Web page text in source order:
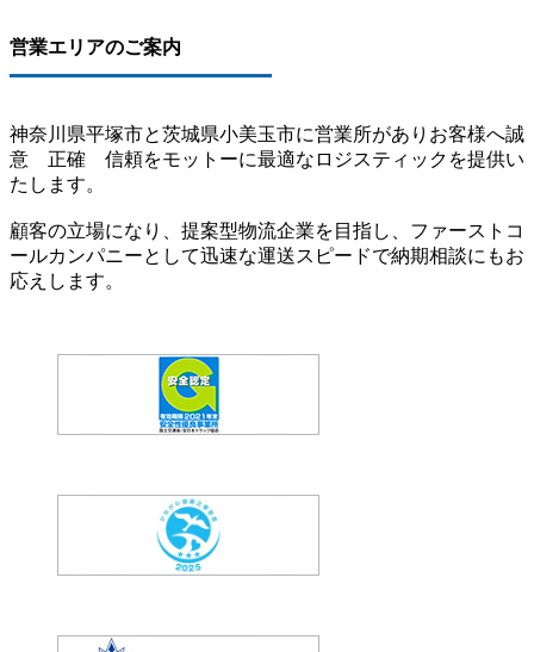
営業エリアのご案内
神奈川県平塚市と茨城県小美玉市に営業所がありお客様へ誠
意 正確 信頼をモットーに最適なロジスティックを提供い
たします。
顧客の立場になり、提案型物流企業を目指し、ファーストコ
ールカンパニーとして迅速な運送スピードで納期相談にもお
応えします。